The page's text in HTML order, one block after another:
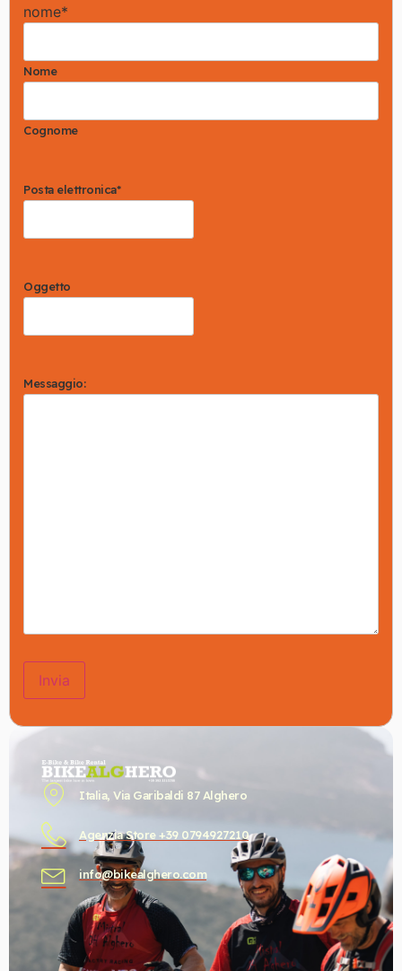
Italia, Via Garibaldi 87 Alghero
Agenzia Store +39 0794927210
info@bikealghero.com
nome*
Nome
Cognome
Posta elettronica*
Oggetto
Messaggio: